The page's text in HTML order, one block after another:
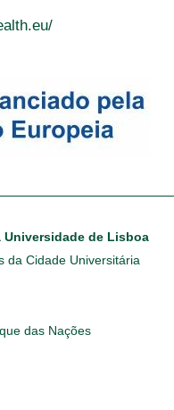
Universidade de Lisboa
da Cidade Universitária
das Nações